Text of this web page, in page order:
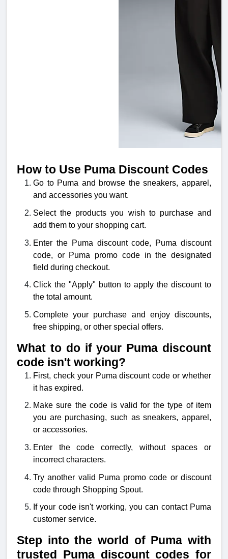
How to Use Puma Discount Codes
Go to Puma and browse the sneakers, apparel,
and accessories you want.
Select the products you wish to purchase and
add them to your shopping cart.
Enter the Puma discount code, Puma discount
code, or Puma promo code in the designated
field during checkout.
Click the "Apply" button to apply the discount to
the total amount.
Complete your purchase and enjoy discounts,
free shipping, or other special offers.
What to do if your Puma discount
code isn't working?
First, check your Puma discount code or whether
it has expired.
Make sure the code is valid for the type of item
you are purchasing, such as sneakers, apparel,
or accessories.
Enter the code correctly, without spaces or
incorrect characters.
Try another valid Puma promo code or discount
code through Shopping Spout.
If your code isn't working, you can contact Puma
customer service.
Step into the world of Puma with
trusted Puma discount codes for